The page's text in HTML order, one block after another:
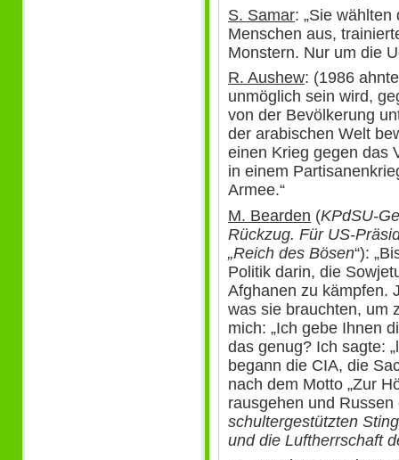
S. Samar: „Sie
Menschen aus,
Monstern. Nur um die
R. Aushew: (1986
unmöglich sein wird,
von der Bevölkerung
der arabischen Welt
einen Krieg gegen das
in einem
Armee.“
M. Bearden (KPdSU-
Rückzug. Für US-
„Reich des Bösen“):
Politik darin, die
Afghanen zu kämpfen.
was sie brauchten, um
mich: „Ich gebe Ihnen
das genug? Ich sagte:
begann die CIA, die
nach dem Motto „Zur
rausgehen und Russen
schultergestützten
und die Luftherrschaft